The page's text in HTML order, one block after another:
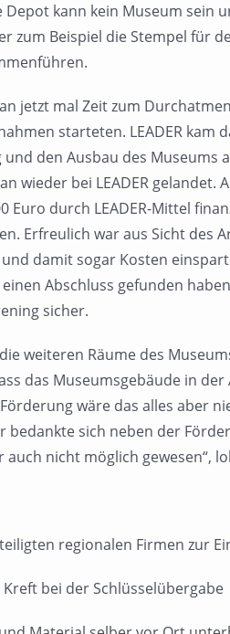
kann kein Museum sein
zum Beispiel die Stempel für
jetzt mal Zeit zum
starteten. LEADER
den Ausbau des
bei LEADER
durch LEADER-Mittel
Erfreulich war aus Sicht
damit sogar Kosten
Abschluss gefunden
sicher.
weiteren Räume des
das Museumsgebäude in
wäre das alles aber
sich neben der
nicht möglich gewesen“,
regionalen Firmen zur
bei der Schlüsselübergabe